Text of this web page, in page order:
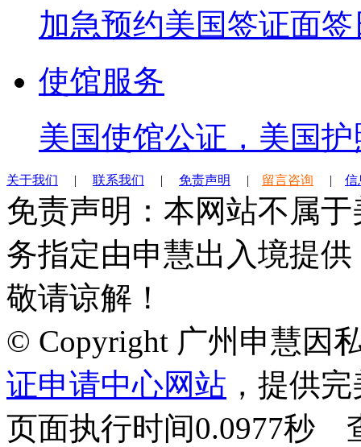
加急预约美国签证面
使馆服务
美国使馆公证，美国
关于我们 | 联系我们 | 免责声明 | 留言咨询 | 信
免责声明：本网站不属
务指定由申慧出入境提
敬请谅解！
© Copyright 广州申慧因
证申请中心网站 ，提供
页面执行时间0.0977